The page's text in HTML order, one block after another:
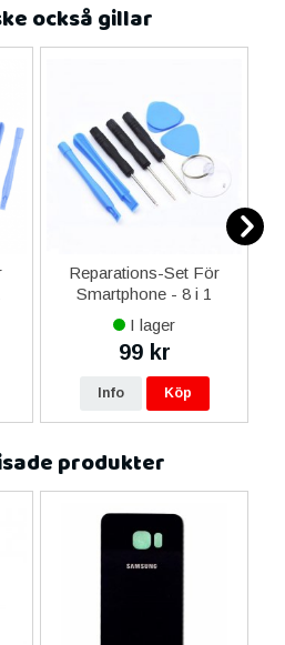
också gillar
Reparations-Set För
Smartphone - 8 i 1
I lager
99 kr
Info Köp
produkter